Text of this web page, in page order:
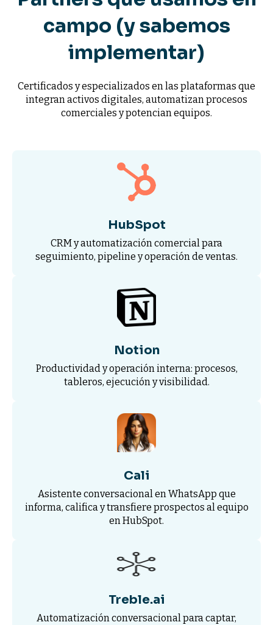
campo (y sabemos
implementar)
Certificados y especializados en las plataformas que
integran activos digitales, automatizan procesos
comerciales y potencian equipos.
HubSpot
CRM y automatización comercial para
seguimiento, pipeline y operación de ventas.
Notion
Productividad y operación interna: procesos,
tableros, ejecución y visibilidad.
Cali
Asistente conversacional en WhatsApp que
informa, califica y transfiere prospectos al equipo
en HubSpot.
Treble.ai
Automatización conversacional para captar,